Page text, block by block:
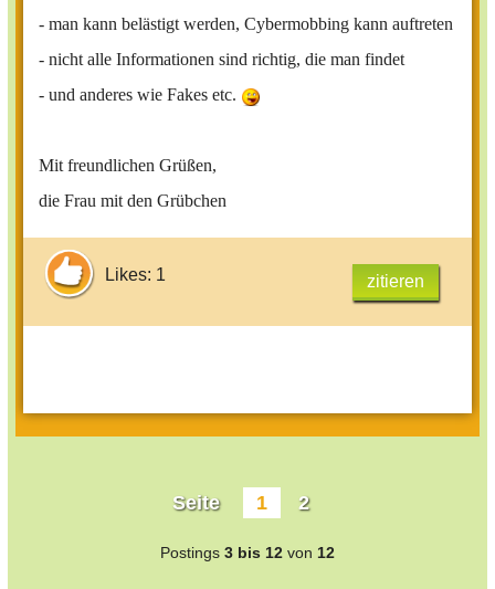
- man kann belästigt werden, Cybermobbing kann auftreten
- nicht alle Informationen sind richtig, die man findet
- und anderes wie Fakes etc.
Mit freundlichen Grüßen,
die Frau mit den Grübchen
Likes: 1 zitieren
Seite 1 2
Postings 3 bis 12 von 12